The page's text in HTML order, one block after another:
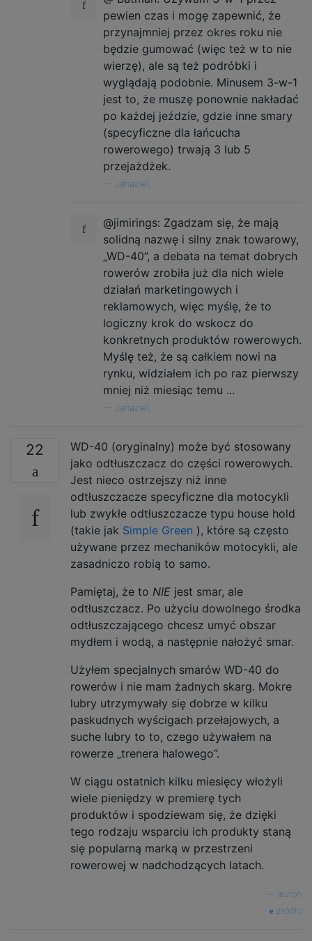
pewien czas i mogę zapewnić, że
przynajmniej przez okres roku nie
będzie gumować (więc też w to nie
wierzę), ale są też podróbki i
wyglądają podobnie. Minusem 3-w-1
jest to, że muszę ponownie nakładać
po każdej jeździe, gdzie inne smary
(specyficzne dla łańcucha
rowerowego) trwają 3 lub 5
przejażdżek.
Jahaziel,
@jimirings: Zgadzam się, że mają
solidną nazwę i silny znak towarowy,
„WD-40”, a debata na temat dobrych
rowerów zrobiła już dla nich wiele
działań marketingowych i
reklamowych, więc myślę, że to
logiczny krok do wskocz do
konkretnych produktów rowerowych.
Myślę też, że są całkiem nowi na
rynku, widziałem ich po raz pierwszy
mniej niż miesiąc temu ...
Jahaziel,
22
WD-40 (oryginalny) może być stosowany
jako odtłuszczacz do części rowerowych.
Jest nieco ostrzejszy niż inne
odtłuszczacze specyficzne dla motocykli
lub zwykłe odtłuszczacze typu house hold
(takie jak Simple Green ), które są często
używane przez mechaników motocykli, ale
zasadniczo robią to samo.
Pamiętaj, że to NIE jest smar, ale
odtłuszczacz. Po użyciu dowolnego środka
odtłuszczającego chcesz umyć obszar
mydłem i wodą, a następnie nałożyć smar.
Użyłem specjalnych smarów WD-40 do
rowerów i nie mam żadnych skarg. Mokre
lubry utrzymywały się dobrze w kilku
paskudnych wyścigach przełajowych, a
suche lubry to to, czego używałem na
rowerze „trenera halowego”.
W ciągu ostatnich kilku miesięcy włożyli
wiele pieniędzy w premierę tych
produktów i spodziewam się, że dzięki
tego rodzaju wsparciu ich produkty staną
się popularną marką w przestrzeni
rowerowej w nadchodzących latach.
jeuton
źródło